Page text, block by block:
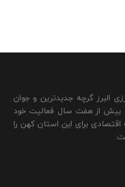
البرز گرچه جدیدترین و جوان
بیش از هفت سال فعالیت خود
برای این استان کهن را